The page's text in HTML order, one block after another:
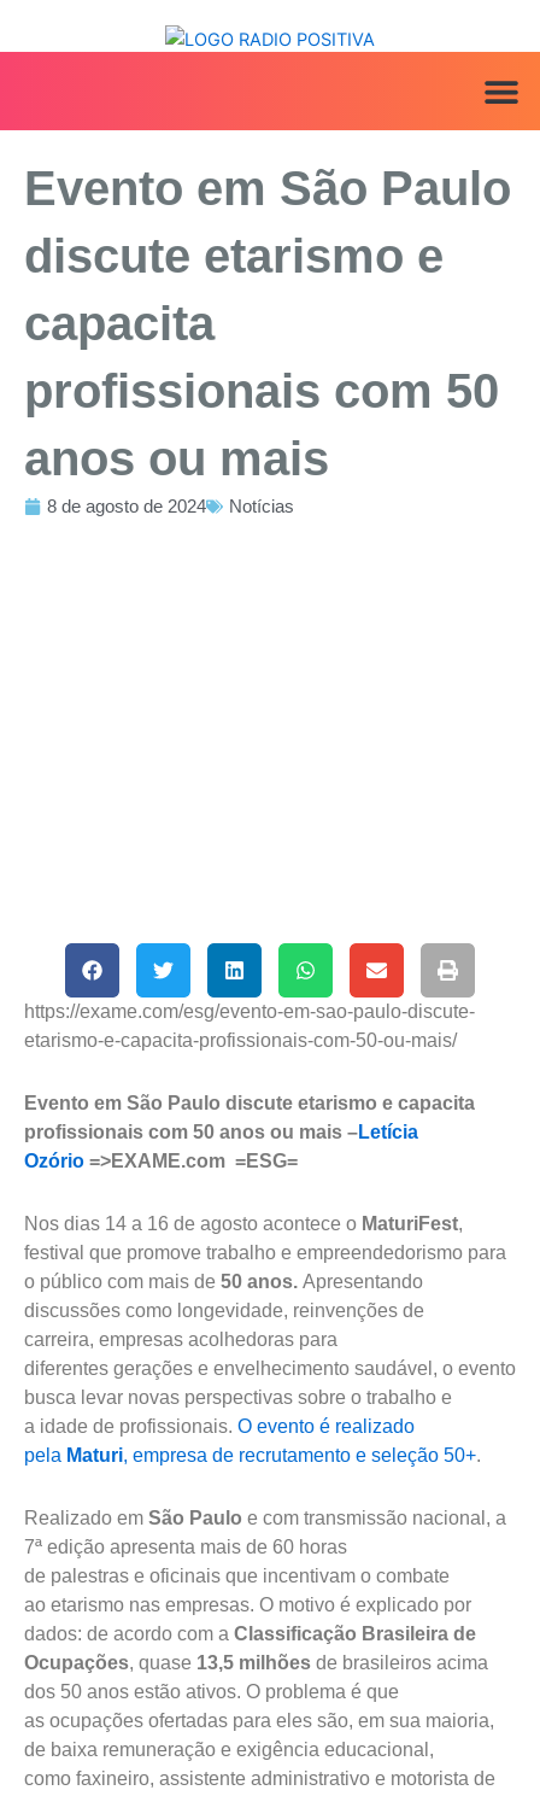
Evento em São Paulo
discute etarismo e
capacita
profissionais com 50
anos ou mais
8 de agosto de 2024 Notícias
https://exame.com/esg/evento-em-sao-paulo-discute-
etarismo-e-capacita-profissionais-com-50-ou-mais/
Evento em São Paulo discute etarismo e capacita
profissionais com 50 anos ou mais –Letícia
Ozório =>EXAME.com =ESG=
Nos dias 14 a 16 de agosto acontece o MaturiFest,
festival que promove trabalho e empreendedorismo para
o público com mais de 50 anos. Apresentando
discussões como longevidade, reinvenções de
carreira, empresas acolhedoras para
diferentes gerações e envelhecimento saudável, o evento
busca levar novas perspectivas sobre o trabalho e
a idade de profissionais. O evento é realizado
pela Maturi, empresa de recrutamento e seleção 50+.
Realizado em São Paulo e com transmissão nacional, a
7ª edição apresenta mais de 60 horas
de palestras e oficinais que incentivam o combate
ao etarismo nas empresas. O motivo é explicado por
dados: de acordo com a Classificação Brasileira de
Ocupações, quase 13,5 milhões de brasileiros acima
dos 50 anos estão ativos. O problema é que
as ocupações ofertadas para eles são, em sua maioria,
de baixa remuneração e exigência educacional,
como faxineiro, assistente administrativo e motorista de